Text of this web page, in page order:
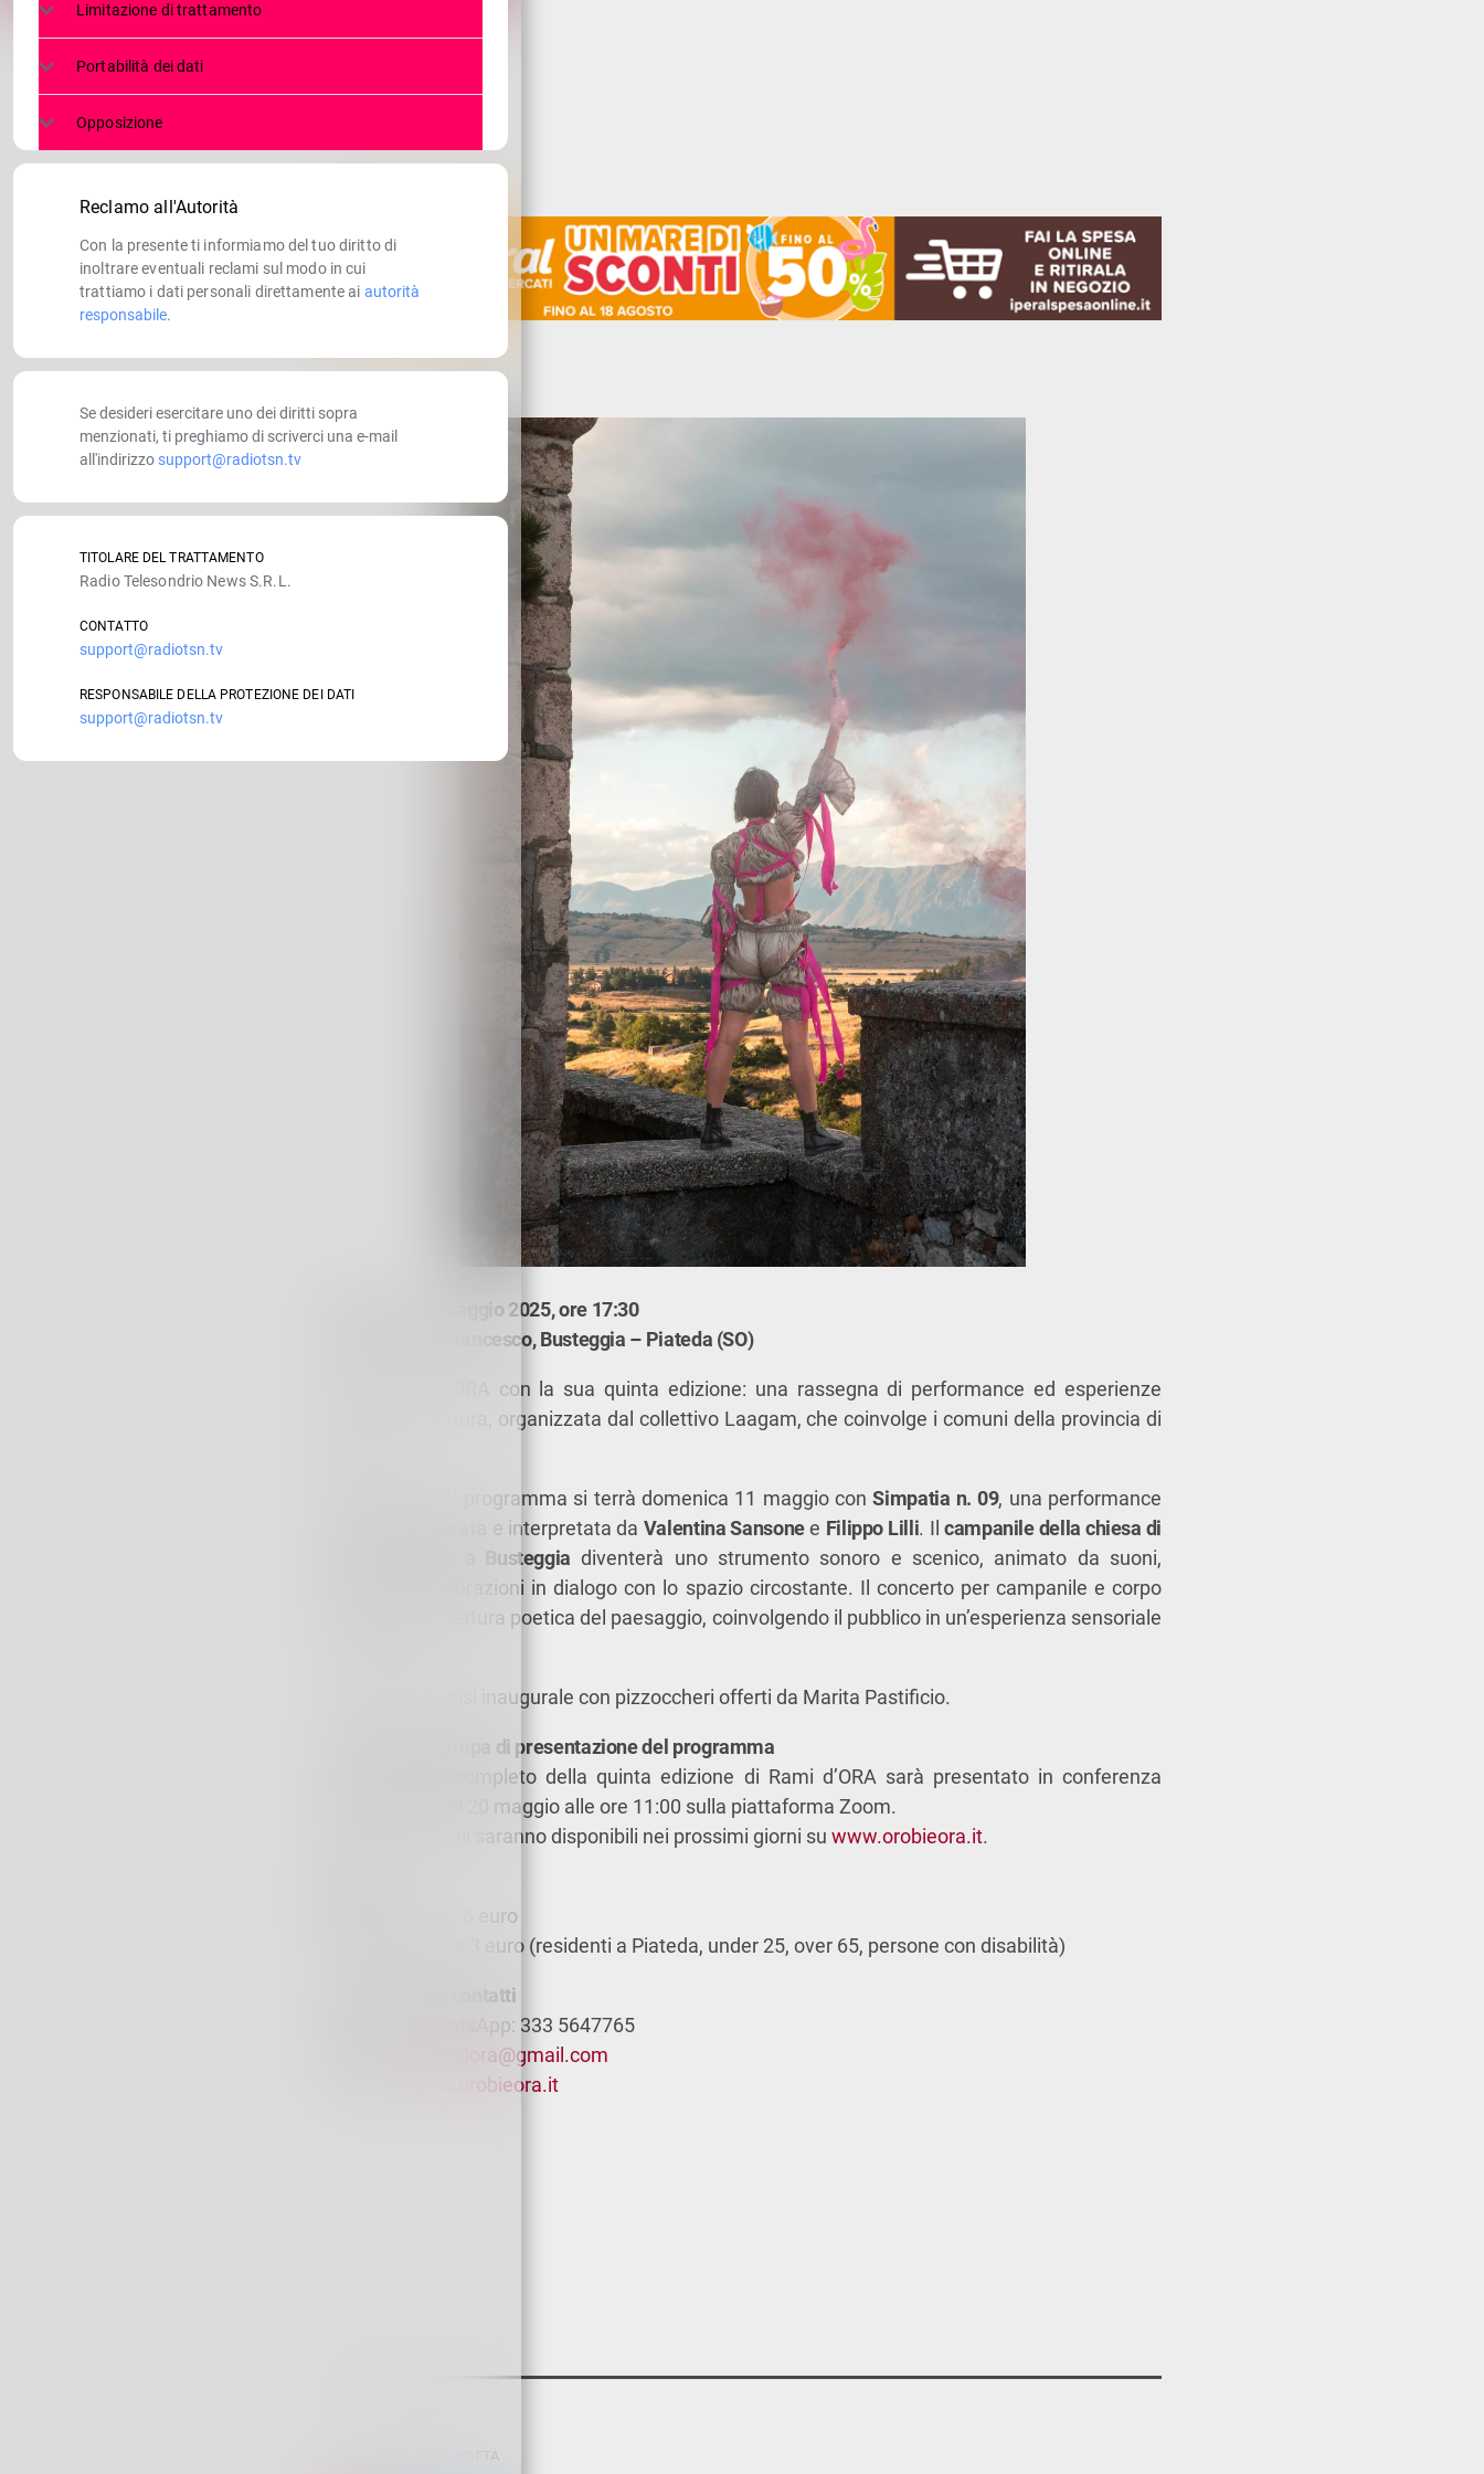
Domenica 11 maggio 2025, ore 17:30
Chiesa di San Francesco, Busteggia – Piateda (SO)
Torna Rami d’ORA con la sua quinta edizione: una rassegna di performance ed esperienze
artistiche in natura, organizzata dal collettivo Laagam, che coinvolge i comuni della provincia di
L’anteprima del programma si terrà domenica 11 maggio conSimpatia n. 09, una performance
site-specific ideata e interpretata da Valentina Sansonee Filippo Lilli. Il campanile della chiesa di
San Francesco a Busteggia diventerà uno strumento sonoro e scenico, animato da suoni,
movimenti e vibrazioni in dialogo con lo spazio circostante. Il concerto per campanile e corpo
propone una rilettura poetica del paesaggio, coinvolgendo il pubblico in un’esperienza sensoriale
A seguire, brindisi inaugurale con pizzoccheri offerti da Marita Pastificio.
Conferenza stampa di presentazione del programma
Il programma completo della quinta edizione di Rami d’ORA sarà presentato in conferenza
stampa martedì 20 maggio alle ore 11:00 sulla piattaforma Zoom.
Maggiori dettagli saranno disponibili nei prossimi giorni su www.orobieora.it.
Ingresso intero: 6 euro
Ingresso ridotto: 3 euro (residenti a Piateda, under 25, over 65, persone con disabilità)
Prenotazioni e contatti
Telefono e WhatsApp: 333 5647765
info.ramidora@gmail.com
www.orobieora.it
ELENA BOTTA
Limitazione di trattamento
Portabilità dei dati
Opposizione
Reclamo all'Autorità
Con la presente ti informiamo del tuo diritto di
inoltrare eventuali reclami sul modo in cui
trattiamo i dati personali direttamente ai autorità
responsabile.
Se desideri esercitare uno dei diritti sopra
menzionati, ti preghiamo di scriverci una e-mail
all'indirizzo support@radiotsn.tv
TITOLARE DEL TRATTAMENTO
Radio Telesondrio News S.R.L.
CONTATTO
support@radiotsn.tv
RESPONSABILE DELLA PROTEZIONE DEI DATI
support@radiotsn.tv